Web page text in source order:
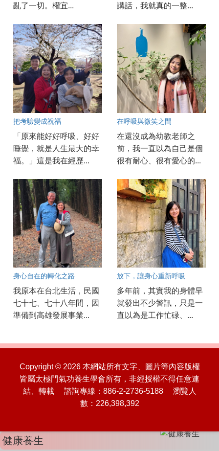
亂了一切。權宜...
講話，我就真的一整...
把考驗變成祝福
「原來能好好呼吸、好好
睡覺，就是人生最大的幸
福。」這是我在經歷...
在呼吸與微笑之間
在還沒成為幼教老師之
前，我一直以為自己是個
很有耐心、很有愛心的...
身心自在的轉化之路
我原本在台北生活，民國
七十七、七十八年間，因
準備到高雄發展事業...
放下，讓身心重新呼吸
多年前，其實我的身體早
就發出不少警訊，只是一
直以為是工作忙碌、...
Copyright © 2026 本網站所有文字、圖片等內容版權
皆屬太極門氣功養生學會所有，非經授權不得任意連
結、轉載 諮詢專線：886-2-2736-5188 瀏覽人
數：226,398,392
健康養生